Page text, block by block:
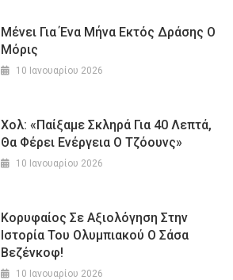
Μένει Για Ένα Μήνα Εκτός Δράσης Ο
Μόρις
10 Ιανουαρίου 2026
Χολ: «Παίξαμε Σκληρά Για 40 Λεπτά,
Θα Φέρει Ενέργεια Ο Τζόουνς»
10 Ιανουαρίου 2026
Κορυφαίος Σε Αξιολόγηση Στην
Ιστορία Του Ολυμπιακού Ο Σάσα
Βεζένκοφ!
10 Ιανουαρίου 2026